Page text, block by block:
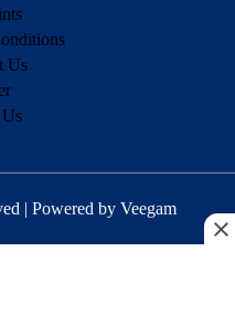
Us
| Powered by Veegam